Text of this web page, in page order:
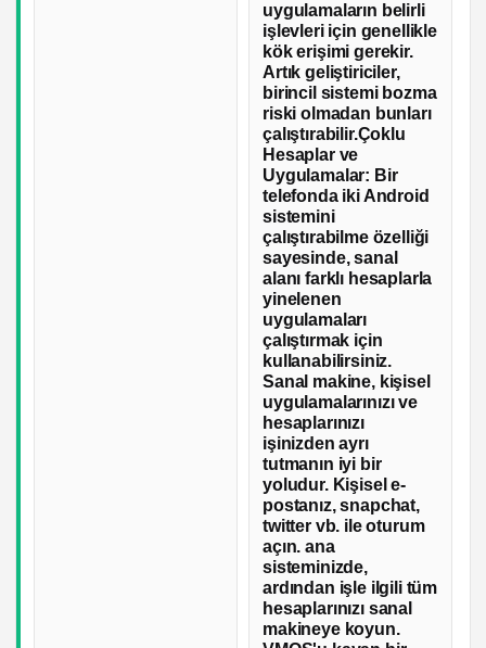
uygulamaların belirli
işlevleri için genellikle
kök erişimi gerekir.
Artık geliştiriciler,
birincil sistemi bozma
riski olmadan bunları
çalıştırabilir.Çoklu
Hesaplar ve
Uygulamalar: Bir
telefonda iki Android
sistemini
çalıştırabilme özelliği
sayesinde, sanal
alanı farklı hesaplarla
yinelenen
uygulamaları
çalıştırmak için
kullanabilirsiniz.
Sanal makine, kişisel
uygulamalarınızı ve
hesaplarınızı
işinizden ayrı
tutmanın iyi bir
yoludur. Kişisel e-
postanız, snapchat,
twitter vb. ile oturum
açın. ana
sisteminizde,
ardından işle ilgili tüm
hesaplarınızı sanal
makineye koyun.